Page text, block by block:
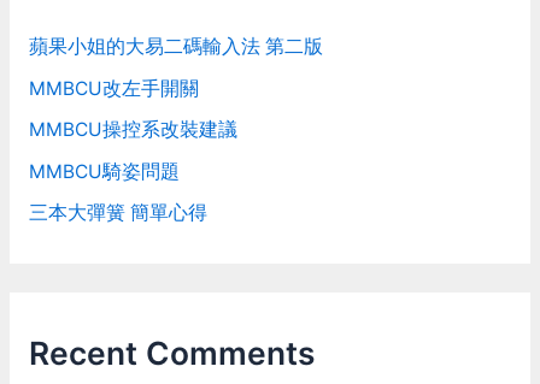
覺，這是第一次T300這皮
帶傳動的方向盤讓我覺得用
起來那麼粗糙。 依車友建
彎方向盤回拉的力量有增
起來的感覺就像是FFB模擬
彈簧回中再加上一些阻泥，
感覺還是怪怪的。左右搖擺
盤很容易會開始激烈搖晃，
這需要再調整才行。…
蘋果小姐的大易二碼輸入法 第二版
MMBCU改左手開關
MMBCU操控系改裝建議
MMBCU騎姿問題
三本大彈簧 簡單心得
Recent Comments